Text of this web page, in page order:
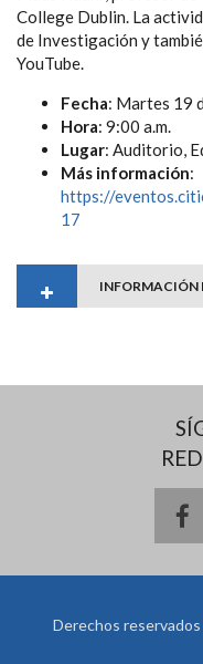
College Dublin. La
de Investigación y
YouTube.
Fecha: Martes 19
Hora: 9:00 a.m.
Lugar: Auditorio,
Más información:
https://
17
INFORMACIÓN
Derechos